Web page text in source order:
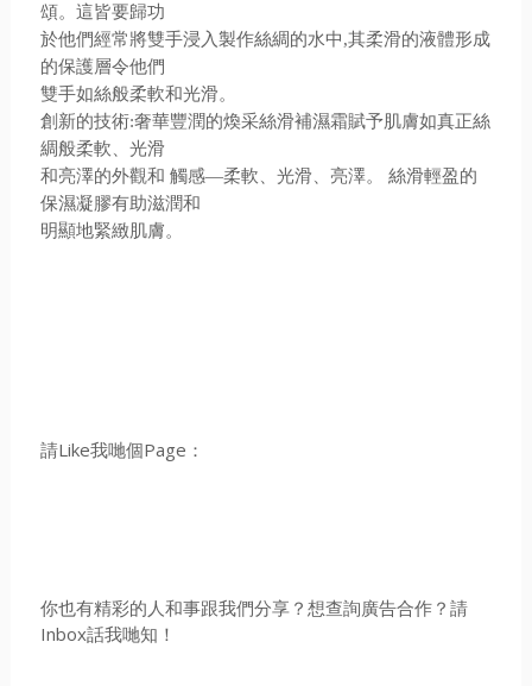
頌。這皆要歸功
於他們經常將雙手浸入製作絲綢的水中,其柔滑的液體形成
的保護層令他們
雙手如絲般柔軟和光滑。
創新的技術:奢華豐潤的煥采絲滑補濕霜賦予肌膚如真正絲
綢般柔軟、光滑
和亮澤的外觀和 觸感—柔軟、光滑、亮澤。 絲滑輕盈的
保濕凝膠有助滋潤和
明顯地緊緻肌膚。
請Like我哋個Page：
你也有精彩的人和事跟我們分享？想查詢廣告合作？請
Inbox話我哋知！